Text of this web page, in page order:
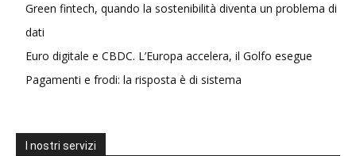
Green fintech, quando la sostenibilità diventa un problema di
dati
Euro digitale e CBDC. L’Europa accelera, il Golfo esegue
Pagamenti e frodi: la risposta è di sistema
I nostri servizi